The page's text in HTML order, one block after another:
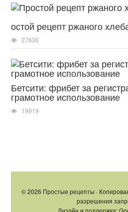
остой рецепт ржаного
27636
Бетсити: фрибет за
грамотное использование
19919
© 2026 Простые рецепты ·
разрешения